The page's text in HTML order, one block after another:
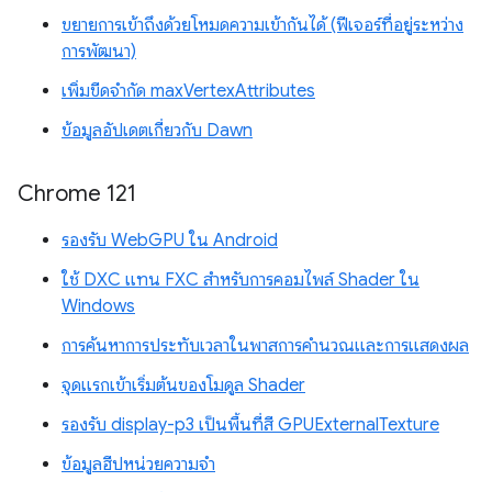
ขยายการเข้าถึงด้วยโหมดความเข้ากันได้ (ฟีเจอร์ที่อยู่ระหว่าง
การพัฒนา)
เพิ่มขีดจำกัด maxVertexAttributes
ข้อมูลอัปเดตเกี่ยวกับ Dawn
Chrome 121
รองรับ WebGPU ใน Android
ใช้ DXC แทน FXC สำหรับการคอมไพล์ Shader ใน
Windows
การค้นหาการประทับเวลาในพาสการคำนวณและการแสดงผล
จุดแรกเข้าเริ่มต้นของโมดูล Shader
รองรับ display-p3 เป็นพื้นที่สี GPUExternalTexture
ข้อมูลฮีปหน่วยความจำ